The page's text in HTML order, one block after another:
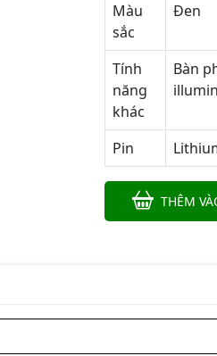
Màu
sắc
Đen
Tính
năng
khác
Bàn
Pin
THÊM